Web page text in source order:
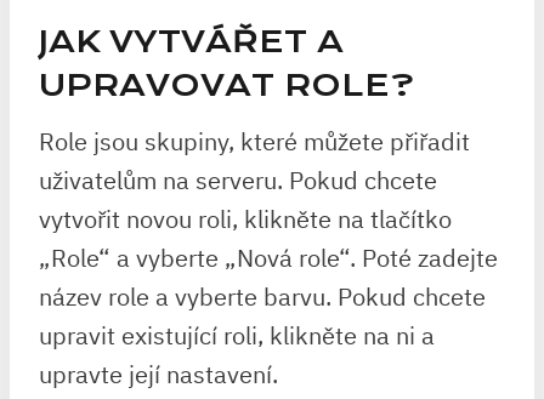
JAK VYTVÁŘET A
UPRAVOVAT ROLE?
Role jsou skupiny, které můžete přiřadit
uživatelům na serveru. Pokud chcete
vytvořit novou roli, klikněte na tlačítko
„Role“ a vyberte „Nová role“. Poté zadejte
název role a vyberte barvu. Pokud chcete
upravit existující roli, klikněte na ni a
upravte její nastavení.